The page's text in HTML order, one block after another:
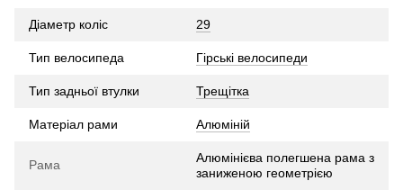
Діаметр коліс 29
Тип велосипеда Гірські велосипеди
Тип задньої втулки Трещітка
Матеріал рами Алюміній
Рама
Алюмінієва полегшена рама з
заниженою геометрією